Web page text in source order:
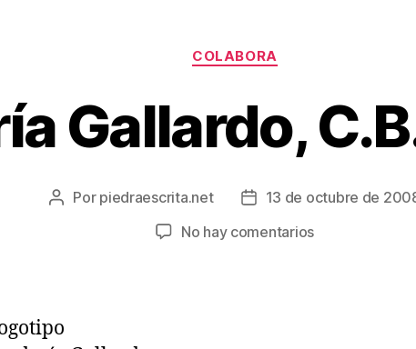
Categorías
COLABORA
Gallardo,
Autor
Por piedraescrita.net
Fecha
la
13 de octubre de
No hay comentariosen